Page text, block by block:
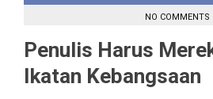
NO COMMENTS
Penulis Harus
Ikatan Kebangsaan